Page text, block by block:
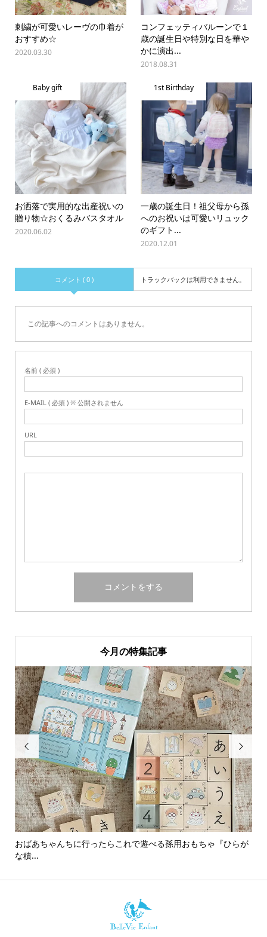
刺繍が可愛いレーヴの巾着が
おすすめ☆
2020.03.30
コンフェッティバルーンで１
歳の誕生日や特別な日を華や
かに演出...
2018.08.31
Baby gift
お洒落で実用的な出産祝いの
贈り物☆おくるみバスタオル
2020.06.02
1st Birthday
一歳の誕生日！祖父母から孫
へのお祝いは可愛いリュック
のギフト...
2020.12.01
コメント ( 0 ) トラックバックは利用できません。
この記事へのコメントはありません。
名前 ( 必須 )
E-MAIL ( 必須 ) ※ 公開されません
URL
今月の特集記事

おばあちゃんちに行ったらこれで遊べる孫用おもちゃ『ひらが
な積...
